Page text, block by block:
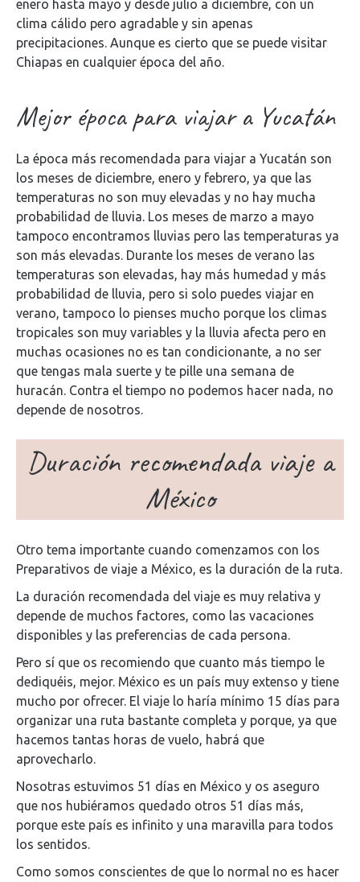
enero hasta mayo y desde julio a diciembre, con un
clima cálido pero agradable y sin apenas
precipitaciones. Aunque es cierto que se puede visitar
Chiapas en cualquier época del año.
Mejor época para viajar a Yucatán
La época más recomendada para viajar a Yucatán son
los meses de diciembre, enero y febrero, ya que las
temperaturas no son muy elevadas y no hay mucha
probabilidad de lluvia. Los meses de marzo a mayo
tampoco encontramos lluvias pero las temperaturas ya
son más elevadas. Durante los meses de verano las
temperaturas son elevadas, hay más humedad y más
probabilidad de lluvia, pero si solo puedes viajar en
verano, tampoco lo pienses mucho porque los climas
tropicales son muy variables y la lluvia afecta pero en
muchas ocasiones no es tan condicionante, a no ser
que tengas mala suerte y te pille una semana de
huracán. Contra el tiempo no podemos hacer nada, no
depende de nosotros.
Duración recomendada viaje a
México
Otro tema importante cuando comenzamos con los
Preparativos de viaje a México, es la duración de la ruta.
La duración recomendada del viaje es muy relativa y
depende de muchos factores, como las vacaciones
disponibles y las preferencias de cada persona.
Pero sí que os recomiendo que cuanto más tiempo le
dediquéis, mejor. México es un país muy extenso y tiene
mucho por ofrecer. El viaje lo haría mínimo 15 días para
organizar una ruta bastante completa y porque, ya que
hacemos tantas horas de vuelo, habrá que
aprovecharlo.
Nosotras estuvimos 51 días en México y os aseguro
que nos hubiéramos quedado otros 51 días más,
porque este país es infinito y una maravilla para todos
los sentidos.
Como somos conscientes de que lo normal no es hacer